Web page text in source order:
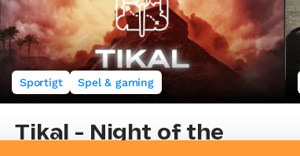
Sportigt Spel & gaming
Tikal - Night of the